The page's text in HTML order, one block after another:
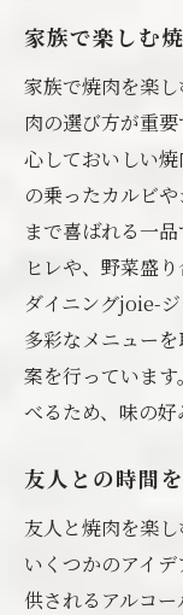
家族で楽しむ
家族で焼肉を楽
肉の選び方が重
心しておいしい
の乗ったカルビ
まで喜ばれる一
ヒレや、野菜盛
ダイニングjoie-
多彩なメニュー
案を行っていま
べるため、味の好
友人との時間
友人と焼肉を楽し
いくつかのアイ
供されるアルコ